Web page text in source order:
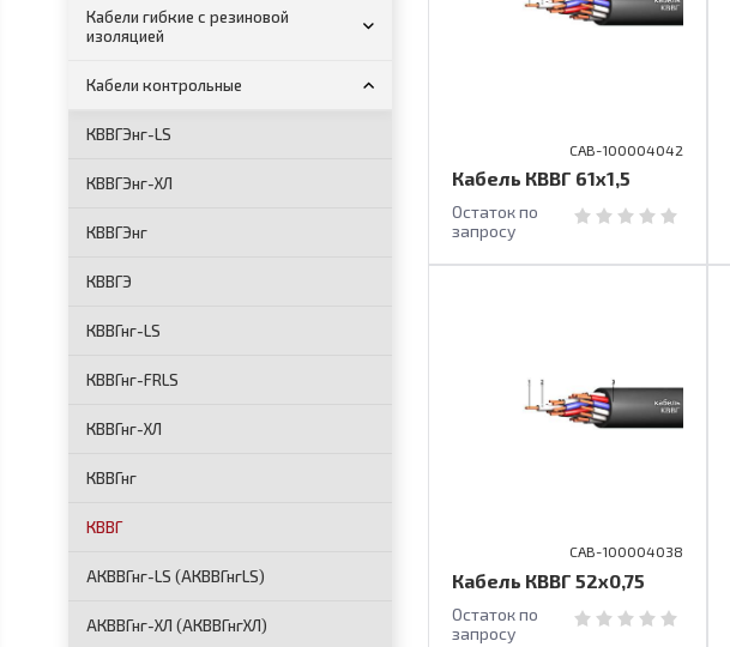
Кабели гибкие с резиновой
изоляцией
Кабели контрольные
КВВГЭнг-LS
КВВГЭнг-ХЛ
КВВГЭнг
КВВГЭ
КВВГнг-LS
КВВГнг-FRLS
КВВГнг-ХЛ
КВВГнг
КВВГ
АКВВГнг-LS (АКВВГнгLS)
АКВВГнг-ХЛ (АКВВГнгХЛ)
CAB-100004042
Кабель КВВГ 61х1,5
Остаток по
запросу
CAB-100004038
Кабель КВВГ 52х0,75
Остаток по
запросу